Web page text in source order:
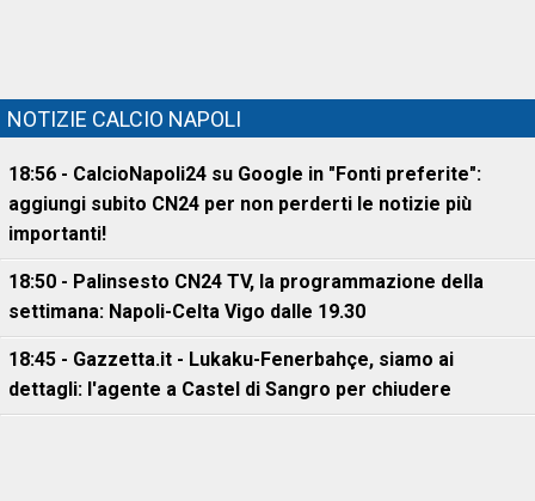
NOTIZIE CALCIO NAPOLI
18:56 - CalcioNapoli24 su Google in "Fonti preferite":
aggiungi subito CN24 per non perderti le notizie più
importanti!
18:50 - Palinsesto CN24 TV, la programmazione della
settimana: Napoli-Celta Vigo dalle 19.30
18:45 - Gazzetta.it - Lukaku-Fenerbahçe, siamo ai
dettagli: l'agente a Castel di Sangro per chiudere